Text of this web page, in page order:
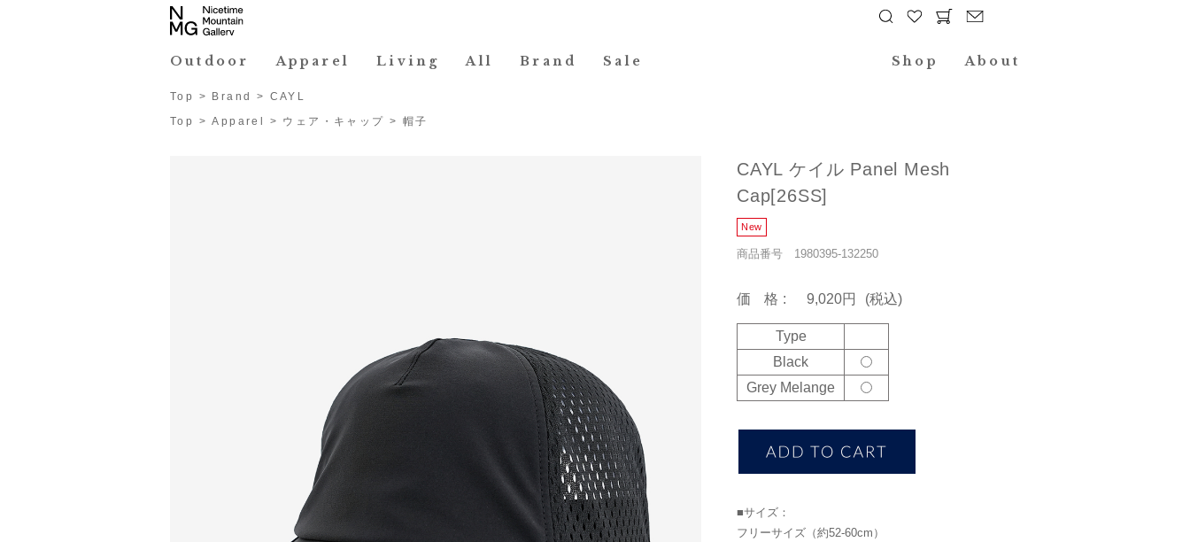
Outdoor Apparel Living All Brand Sale Shop About
Top > Brand > CAYL
Top
>Apparel > ウェア・キャップ > 帽子
CAYL ケイル Panel Mesh
Cap[26SS]
商品番号 1980395-132250
価格 9,020円 (税込)
Type
Black
Grey Melange
■サイズ：
フリーサイズ（約52-60cm）